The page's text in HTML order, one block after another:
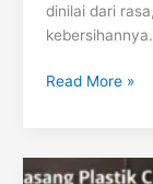
dinilai dari
Read More »